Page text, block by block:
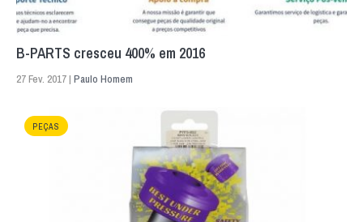
B-PARTS cresceu 400% em 2016
27 Fev. 2017 | Paulo Homem
PEÇAS